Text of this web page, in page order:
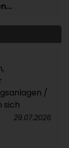
ABS
SM-
Dauer
/
sich
29.07.2026